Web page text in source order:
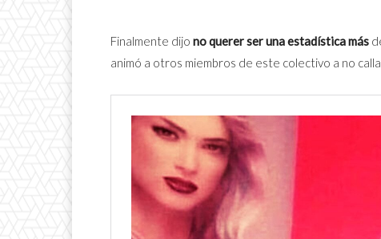
Finalmente dijo no querer ser una estadística más
animó a otros miembros de este colectivo a no